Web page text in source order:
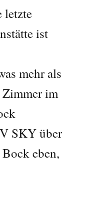
letzte
ist
mehr als
im
SKY über
eben,